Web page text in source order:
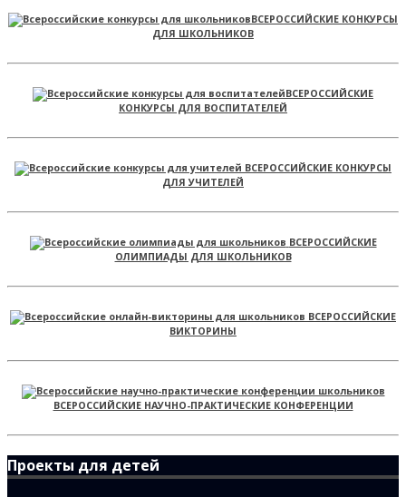
ВСЕРОССИЙСКИЕ КОНКУРСЫ
ДЛЯ ШКОЛЬНИКОВ
ВСЕРОССИЙСКИЕ
КОНКУРСЫ ДЛЯ ВОСПИТАТЕЛЕЙ
ВСЕРОССИЙСКИЕ КОНКУРСЫ
ДЛЯ УЧИТЕЛЕЙ
ВСЕРОССИЙСКИЕ
ОЛИМПИАДЫ ДЛЯ ШКОЛЬНИКОВ
ВСЕРОССИЙСКИЕ
ВИКТОРИНЫ
ВСЕРОССИЙСКИЕ НАУЧНО-ПРАКТИЧЕСКИЕ КОНФЕРЕНЦИИ
Проекты для детей